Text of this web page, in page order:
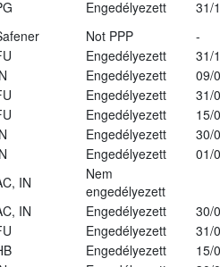
Engedélyezett
31/
Not PPP
-
Engedélyezett
31/
Engedélyezett
09/
Engedélyezett
31/
Engedélyezett
15/
Engedélyezett
30/
Engedélyezett
01/
IN
Nem
engedélyezett
IN Engedélyezett
30/
Engedélyezett
31/
Engedélyezett
15/